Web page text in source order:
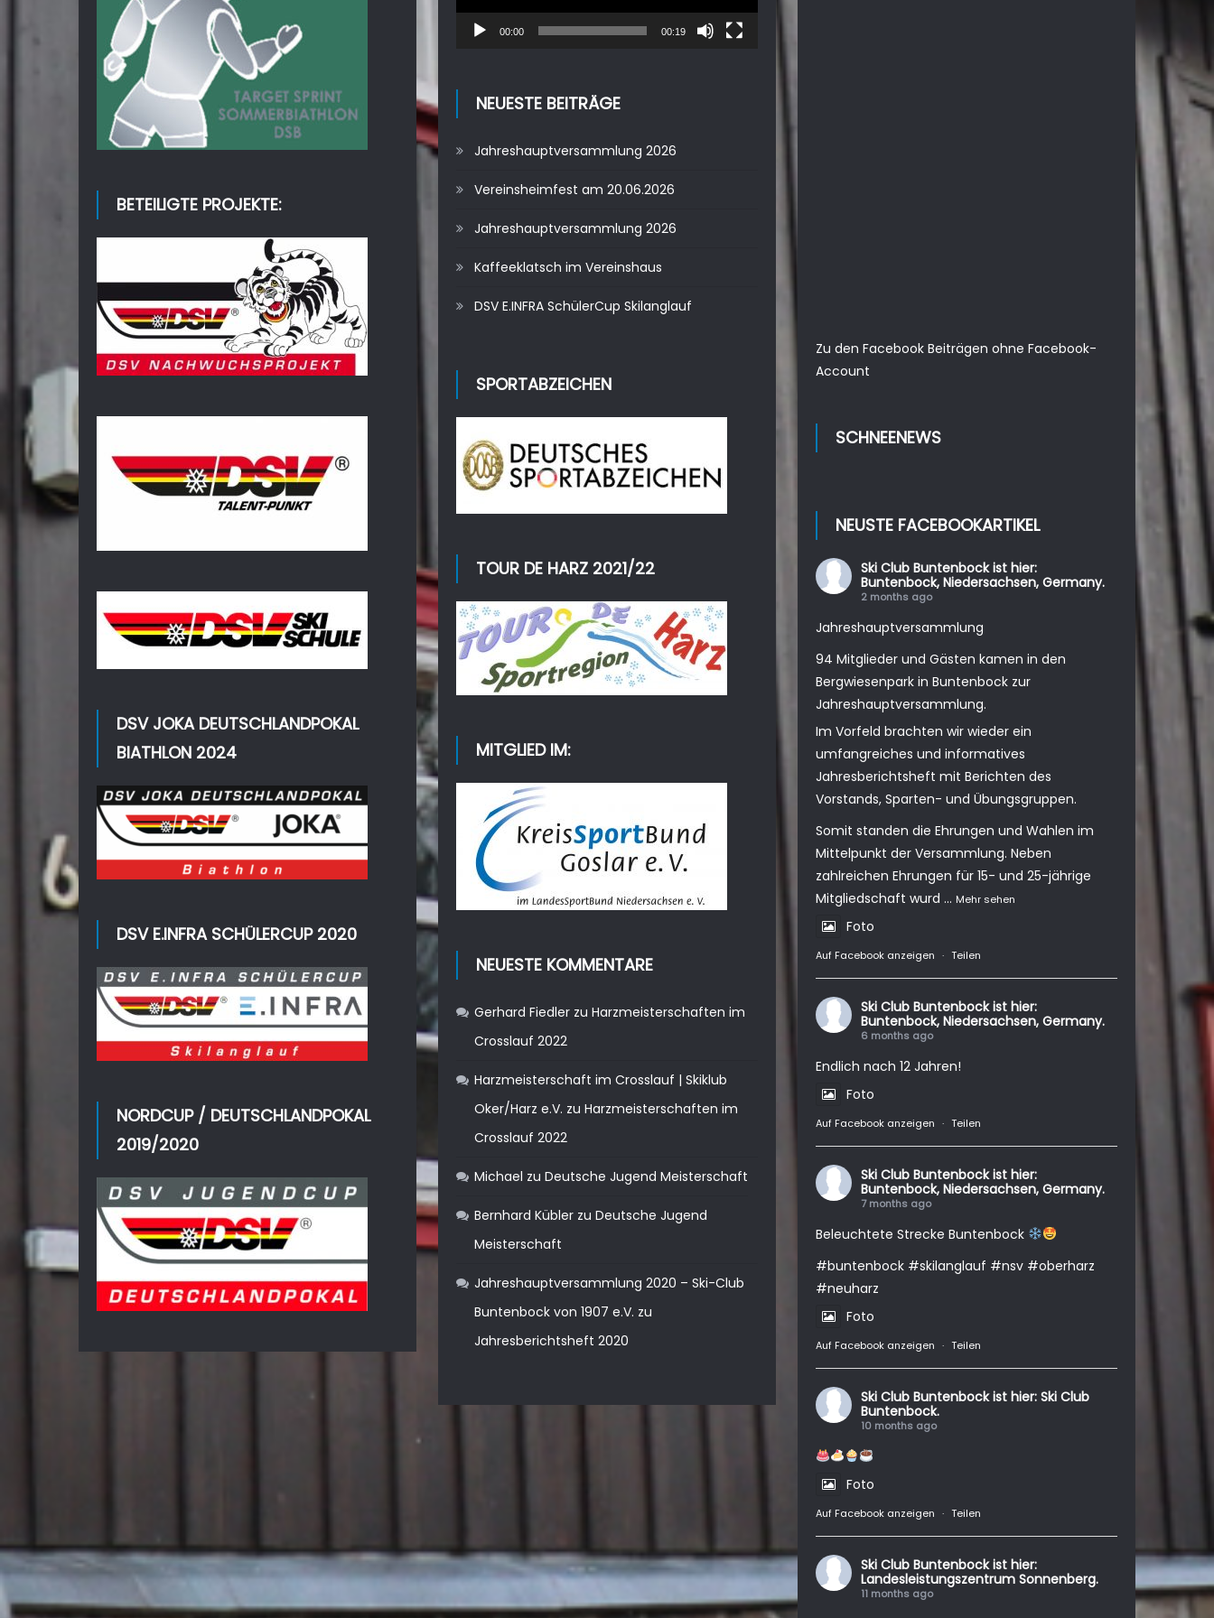
BETEILIGTE PROJEKTE:
DSV JOKA DEUTSCHLANDPOKAL
BIATHLON 2024
DSV E.INFRA SCHÜLERCUP 2020
NORDCUP / DEUTSCHLANDPOKAL
2019/2020
00:00 00:19
NEUESTE BEITRÄGE
Jahreshauptversammlung 2026
Vereinsheimfest am 20.06.2026
Jahreshauptversammlung 2026
Kaffeeklatsch im Vereinshaus
DSV E.INFRA SchülerCup Skilanglauf
SPORTABZEICHEN
TOUR DE HARZ 2021/22
MITGLIED IM:
NEUESTE KOMMENTARE
Gerhard Fiedler zuHarzmeisterschaften im
Crosslauf 2022
Harzmeisterschaft im Crosslauf | Skiklub
Oker/Harz e.V. zuHarzmeisterschaften im
Crosslauf 2022
Michael zuDeutsche Jugend Meisterschaft
Bernhard Kübler zuDeutsche Jugend
Meisterschaft
Jahreshauptversammlung 2020 – Ski-Club
Buntenbock von 1907 e.V. zu
Jahresberichtsheft 2020
Zu den Facebook Beiträgen ohne Facebook-
Account
SCHNEENEWS
NEUSTE FACEBOOKARTIKEL
Ski Club Buntenbock ist hier:
Buntenbock, Niedersachsen, Germany.
2 months ago
Jahreshauptversammlung
94 Mitglieder und Gästen kamen in den
Bergwiesenpark in Buntenbock zur
Jahreshauptversammlung.
Im Vorfeld brachten wir wieder ein
umfangreiches und informatives
Jahresberichtsheft mit Berichten des
Vorstands, Sparten- und Übungsgruppen.
Somit standen die Ehrungen und Wahlen im
Mittelpunkt der Versammlung. Neben
zahlreichen Ehrungen für 15- und 25-jährige
Mitgliedschaft wurd ... Mehr sehen
Foto
Auf Facebook anzeigen · Teilen
Ski Club Buntenbock ist hier:
Buntenbock, Niedersachsen, Germany.
6 months ago
Endlich nach 12 Jahren!
Foto
Auf Facebook anzeigen · Teilen
Ski Club Buntenbock ist hier:
Buntenbock, Niedersachsen, Germany.
7 months ago
Beleuchtete Strecke Buntenbock
#buntenbock #skilanglauf #nsv #oberharz
#neuharz
Foto
Auf Facebook anzeigen · Teilen
Ski Club Buntenbock ist hier: Ski Club
Buntenbock.
10 months ago
Foto
Auf Facebook anzeigen · Teilen
Ski Club Buntenbock ist hier:
Landesleistungszentrum Sonnenberg.
11 months ago